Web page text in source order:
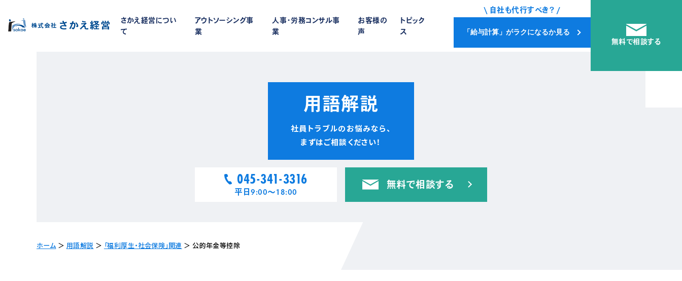
さかえ経営につい
て
アウトソーシング事
業
人事・労務コンサル事
業
お客様の
声
トピック
ス
\ 自社も代行すべき？ /
「給与計算」がラクになるか見る
無料で相談する
用語解説
社員トラブルのお悩みなら、
まずはご相談ください！
045-341-3316
平日9:00〜18:00
無料で相談する
ホーム＞ 用語解説 ＞ 「福利厚生・社会保険」関連 ＞ 公的年金等控除